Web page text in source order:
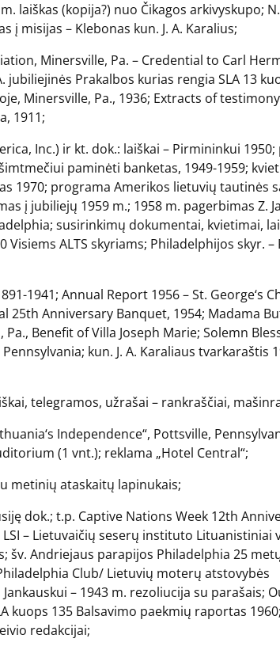
laiškas (kopija?) nuo Čikagos arkivyskupo;
į misijas – Klebonas kun. J. A. Karalius;
Minersville, Pa. – Credential to Carl
jubiliejinės Prakalbos kurias rengia SLA 13
Minersville, Pa., 1936; Extracts of
1911;
Inc.) ir kt. dok.: laiškai – Pirmininkui
paminėti banketas, 1949-1959;
1970; programa Amerikos lietuvių tautinės
į jubiliejų 1959 m.; 1958 m. pagerbimas Z.
susirinkimų dokumentai, kvietimai,
Visiems ALTS skyriams; Philadelphijos skyr.
1941; Annual Report 1956 – St. George‘s
25th Anniversary Banquet, 1954; Madama
Benefit of Villa Joseph Marie; Solemn
kun. J. A. Karaliaus tvarkaraštis
telegramos, užrašai – rankraščiai,
Independence“, Pottsville,
(1 vnt.); reklama „Hotel Central“;
metinių ataskaitų lapinukais;
dok.; t.p. Captive Nations Week 12th
– Lietuvaičių seserų instituto Lituanistiniai
šv. Andriejaus parapijos Philadelphia 25
Club/ Lietuvių moterų atstovybės
– 1943 m. rezoliucija su parašais;
kuops 135 Balsavimo paekmių raportas
redakcijai;